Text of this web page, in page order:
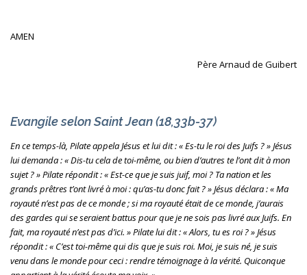
AMEN
Père Arnaud de Guibert
Evangile selon Saint Jean (18,33b-37)
En ce temps-là, Pilate appela Jésus et lui dit : « Es-tu le roi des Juifs ? » Jésus
lui demanda : « Dis-tu cela de toi-même, ou bien d’autres te l’ont dit à mon
sujet ? » Pilate répondit : « Est-ce que je suis juif, moi ? Ta nation et les
grands prêtres t’ont livré à moi : qu’as-tu donc fait ? » Jésus déclara : « Ma
royauté n’est pas de ce monde ; si ma royauté était de ce monde, j’aurais
des gardes qui se seraient battus pour que je ne sois pas livré aux Juifs. En
fait, ma royauté n’est pas d’ici. » Pilate lui dit : « Alors, tu es roi ? » Jésus
répondit : « C’est toi-même qui dis que je suis roi. Moi, je suis né, je suis
venu dans le monde pour ceci : rendre témoignage à la vérité. Quiconque